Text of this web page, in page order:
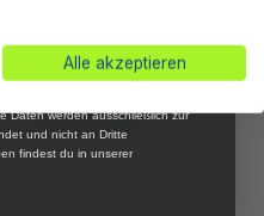
Alle akzeptieren
stimmst du zu, regelmäßig per E-
und Produktneuheiten
Daten werden ausschließlich zur
und nicht an Dritte
findest du in unserer